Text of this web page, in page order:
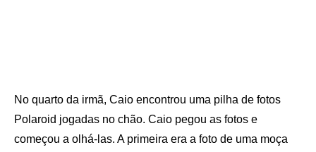
No quarto da irmã, Caio encontrou uma pilha de fotos
Polaroid jogadas no chão. Caio pegou as fotos e
começou a olhá-las. A primeira era a foto de uma moça